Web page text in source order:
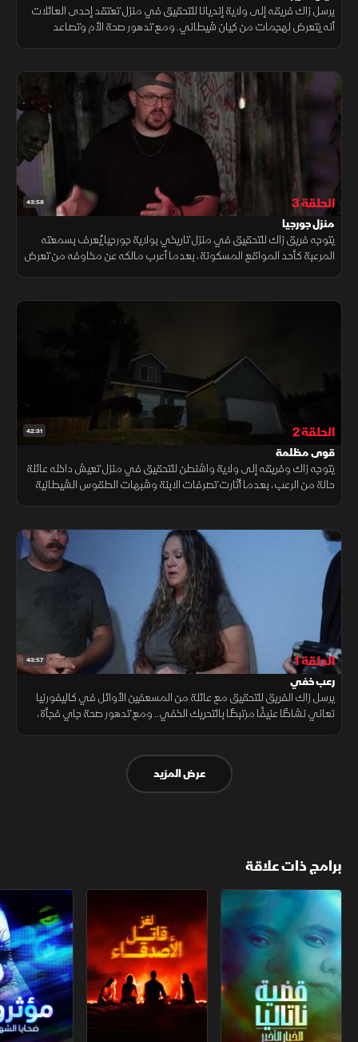
يرسل زاك فريقه إلى ولاية إنديانا للتحقيق في منزل تعتقد إحدى العائلات
أنه يتعرض لهجمات من كيان شيطاني. ومع تدهور صحة الأم وتصاعد
43:58 الحلقة 3
منزل جورجيا
يتوجه فريق زاك للتحقيق في منزل تاريخي بولاية جورجيا يُعرف بسمعته
المرعبة كأحد المواقع المسكونة، بعدما أعرب مالكه عن مخاوفه من تعرض
42:31 الحلقة 2
قوى مظلمة
يتوجه زاك وفريقه إلى ولاية واشنطن للتحقيق في منزل تعيش داخله عائلة
حالة من الرعب، بعدما أثارت تصرفات الابنة وشبهات الطقوس الشيطانية
43:57 الحلقة 1
رعب خفي
يرسل زاك الفريق للتحقيق مع عائلة من المسعفين الأوائل في كاليفورنيا
تعاني نشاطًا عنيفًا مرتبطًا بالتحريك الخفي.. ومع تدهور صحة جاي فجأة،
عرض المزيد
برامج ذات علاقة
قضية ناتاليا.. الخيار الأخير لغز قاتل الأصدقاء مؤثرون..